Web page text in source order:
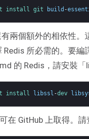
install git build -
有兩個額外的相依性
Redis 所必需的。要
的 Redis，請安裝「
install libssl -dev
在 GitHub 上取得。請